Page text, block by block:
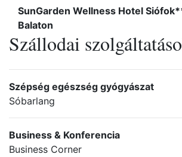
SunGarden Wellness Hotel
Balaton
Szállodai
Szépség egészség gyógyászat
Sóbarlang
Business & Konferencia
Business Corner